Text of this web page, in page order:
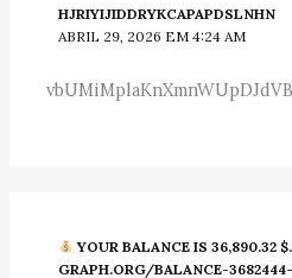
HJRIYIJIDDRYKCAPAPDSLNHN
ABRIL 29, 2026 EM 4:24 AM
vbUMiMplaKnXmnWUpDJdVB
YOUR BALANCE IS 36,890.32
GRAPH.ORG/BALANCE-